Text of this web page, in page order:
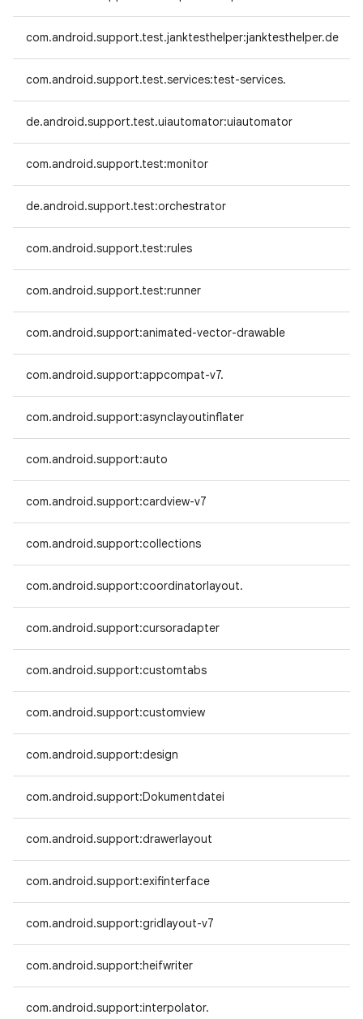
com.android.support.test.janktesthelper:janktesthelper.de
com.android.support.test.services:test-services.
de.android.support.test.uiautomator:uiautomator
com.android.support.test:monitor
de.android.support.test:orchestrator
com.android.support.test:rules
com.android.support.test:runner
com.android.support:animated-vector-drawable
com.android.support:appcompat-v7.
com.android.support:asynclayoutinflater
com.android.support:auto
com.android.support:cardview-v7
com.android.support:collections
com.android.support:coordinatorlayout.
com.android.support:cursoradapter
com.android.support:customtabs
com.android.support:customview
com.android.support:design
com.android.support:Dokumentdatei
com.android.support:drawerlayout
com.android.support:exifinterface
com.android.support:gridlayout-v7
com.android.support:heifwriter
com.android.support:interpolator.